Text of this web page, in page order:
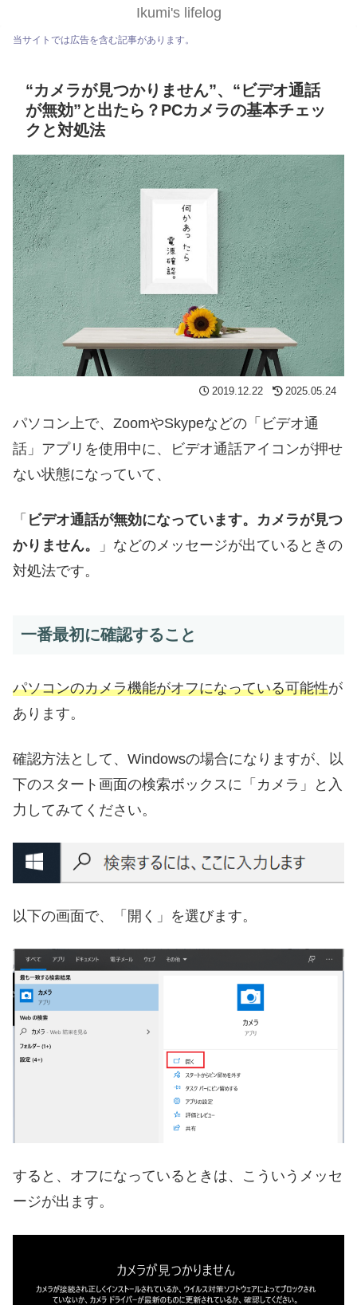
Ikumi's lifelog
当サイトでは広告を含む記事があります。
“カメラが見つかりません”、“ビデオ通話
が無効”と出たら？PCカメラの基本チェッ
クと対処法
2019.12.22 2025.05.24
パソコン上で、ZoomやSkypeなどの「ビデオ通
話」アプリを使用中に、ビデオ通話アイコンが押せ
ない状態になっていて、
「 ビデオ通話が無効になっています。カメラが見つ
かりません。
」などのメッセージが出ているときの
対処法です。
一番最初に確認すること
パソコンのカメラ機能がオフになっている可能性が
あります。
確認方法として、Windowsの場合になりますが、以
下のスタート画面の検索ボックスに「カメラ」と入
力してみてください。
以下の画面で、「開く」を選びます。
すると、オフになっているときは、こういうメッセ
ージが出ます。